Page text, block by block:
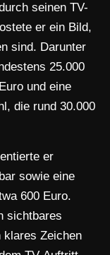
seinen TV-
er ein Bild,
sind. Darunter
25.000
und eine
die rund 30.000
er
sowie eine
600 Euro.
sichtbares
klares Zeichen